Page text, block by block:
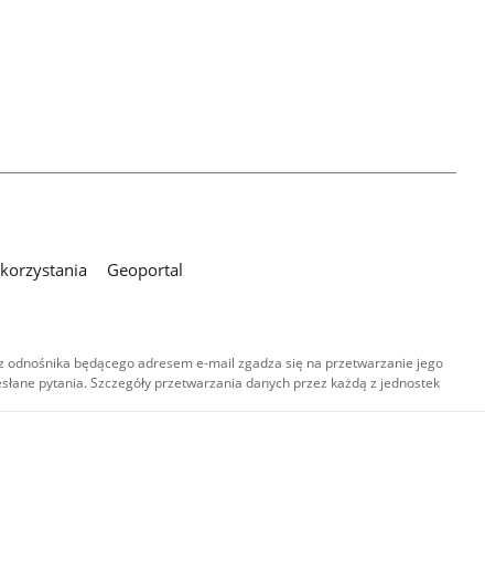
Geoportal
będącego adresem e-mail zgadza się na przetwarzanie jego
pytania. Szczegóły przetwarzania danych przez każdą z jednostek